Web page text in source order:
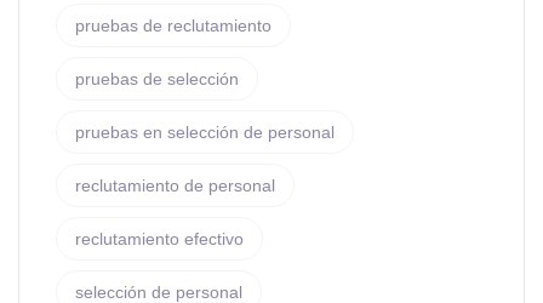
pruebas de reclutamiento
pruebas de selección
pruebas en selección de personal
reclutamiento de personal
reclutamiento efectivo
selección de personal